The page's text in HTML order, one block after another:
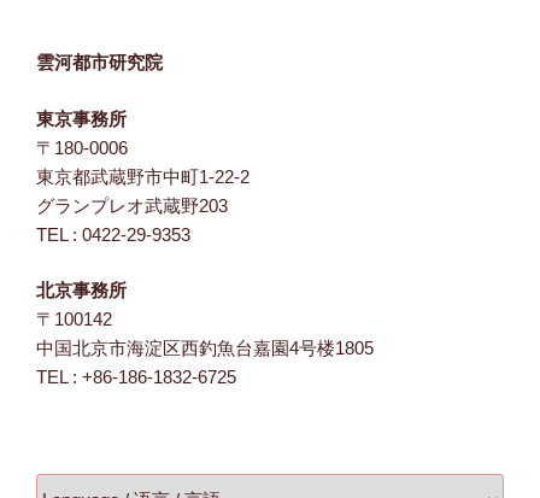
雲河都市研究院
東京事務所
〒180-0006
東京都武蔵野市中町1-22-2
グランプレオ武蔵野203
TEL : 0422-29-9353
北京事務所
〒100142
中国北京市海淀区西釣魚台嘉園4号楼1805
TEL : +86-186-1832-6725